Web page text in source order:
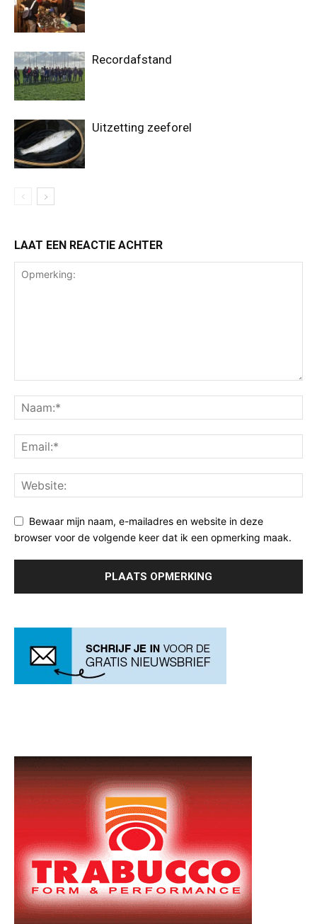
Recordafstand
Uitzetting zeeforel
LAAT EEN REACTIE ACHTER
Bewaar mijn naam, e-mailadres en website in deze
browser voor de volgende keer dat ik een opmerking maak.